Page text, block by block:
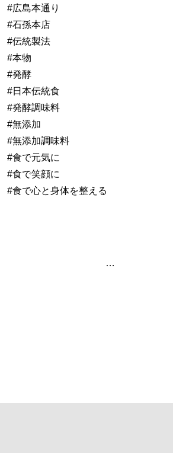
#広島本通り
#石孫本店
#伝統製法
#本物
#発酵
#日本伝統食
#発酵調味料
#無添加
#無添加調味料
#食で元気に
#食で笑顔に
#食で心と身体を整える
投稿ナビゲーション